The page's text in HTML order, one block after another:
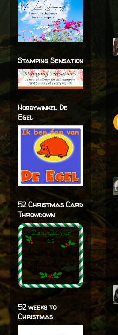
Stamping Sensation
Hobbywinkel De
Egel
52 Christmas Card
Throwdown
52 weeks to
Christmas